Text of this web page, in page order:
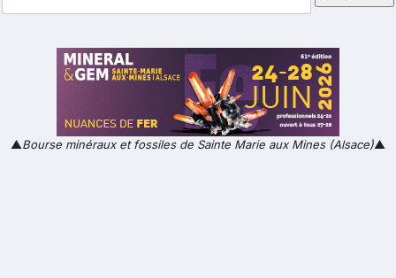
▲Bourse minéraux et fossiles de Sainte Marie aux Mines (Alsace)▲